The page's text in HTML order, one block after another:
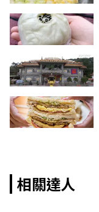
相關達人